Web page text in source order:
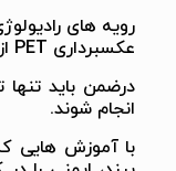
رویه های
عکسبرداری PET از لحاظ پزشکی تعیین می شوند.
درضمن باید
انجام شوند.